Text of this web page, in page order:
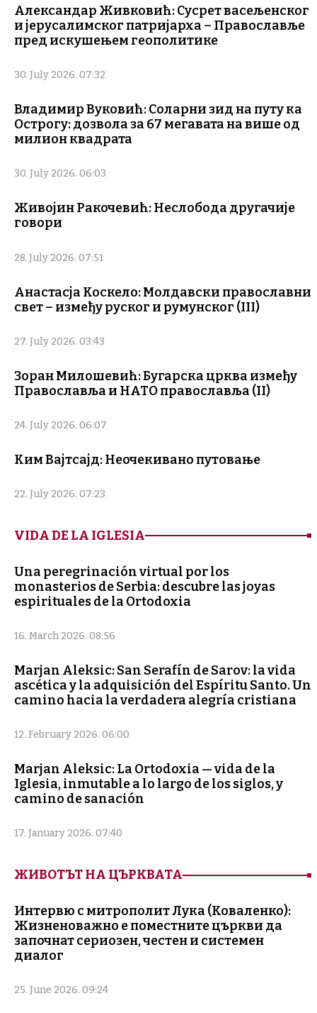
Александар Живковић: Сусрет васељенског
и јерусалимског патријарха – Православље
пред искушењем геополитике
30. July 2026. 07:32
Владимир Вуковић: Соларни зид на путу ка
Острогу: дозвола за 67 мегавата на више од
милион квадрата
30. July 2026. 06:03
Живојин Ракочевић: Неслобода другачије
говори
28. July 2026. 07:51
Анастасја Коскело: Молдавски православни
свет – између руског и румунског (III)
27. July 2026. 03:43
Зоран Милошевић: Бугарска црква између
Православља и НАТО православља (II)
24. July 2026. 06:07
Ким Вајтсајд: Неочекивано путовање
22. July 2026. 07:23
VIDA DE LA IGLESIA
Una peregrinación virtual por los
monasterios de Serbia: descubre las joyas
espirituales de la Ortodoxia
16. March 2026. 08:56
Marjan Aleksic: San Serafín de Sarov: la vida
ascética y la adquisición del Espíritu Santo. Un
camino hacia la verdadera alegría cristiana
12. February 2026. 06:00
Marjan Aleksic: La Ortodoxia — vida de la
Iglesia, inmutable a lo largo de los siglos, y
camino de sanación
17. January 2026. 07:40
ЖИВОТЪТ НА ЦЪРКВАТА
Интервю с митрополит Лука (Коваленко):
Жизненоважно е поместните църкви да
започнат сериозен, честен и системен
диалог
25. June 2026. 09:24